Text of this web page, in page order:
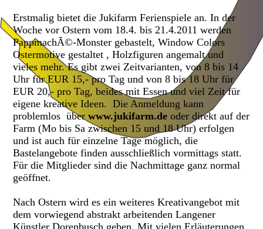
Erstmalig bietet die Jukifarm Ferienspiele an. In der
Woche vor Ostern vom 18.4. bis 21.4.2011 werden
PappmachÃ©-Monster gebastelt, Window Colors
Ostermotive gestaltet , Holzfiguren angemalt und
vieles mehr. Es gibt zwei Zeitvarianten, von 8 bis 14
Uhr für EUR 15,- pro Tag und von 8 bis 18 Uhr für
EUR 20,- pro Tag, beides mit Essen und viel Zeit für
eigene kreative Ideen. Die Anmeldung kann
problemlos überwww.jukifarm.de oder direkt auf der
Farm (Mo bis Sa zwischen 15 und 18 Uhr) erfolgen
und ist auch für einzelne Tage möglich, die
Bastelangebote finden ausschließlich vormittags statt.
Für die Mitglieder sind die Nachmittage ganz normal
geöffnet.
Nach Ostern wird es ein weiteres Kreativangebot mit
dem vorwiegend abstrakt arbeitenden Langener